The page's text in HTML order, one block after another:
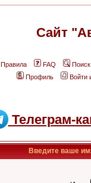
Сайт
Правила FAQ
Поиск
Профиль
Войти
Телеграм-
Введите ваше